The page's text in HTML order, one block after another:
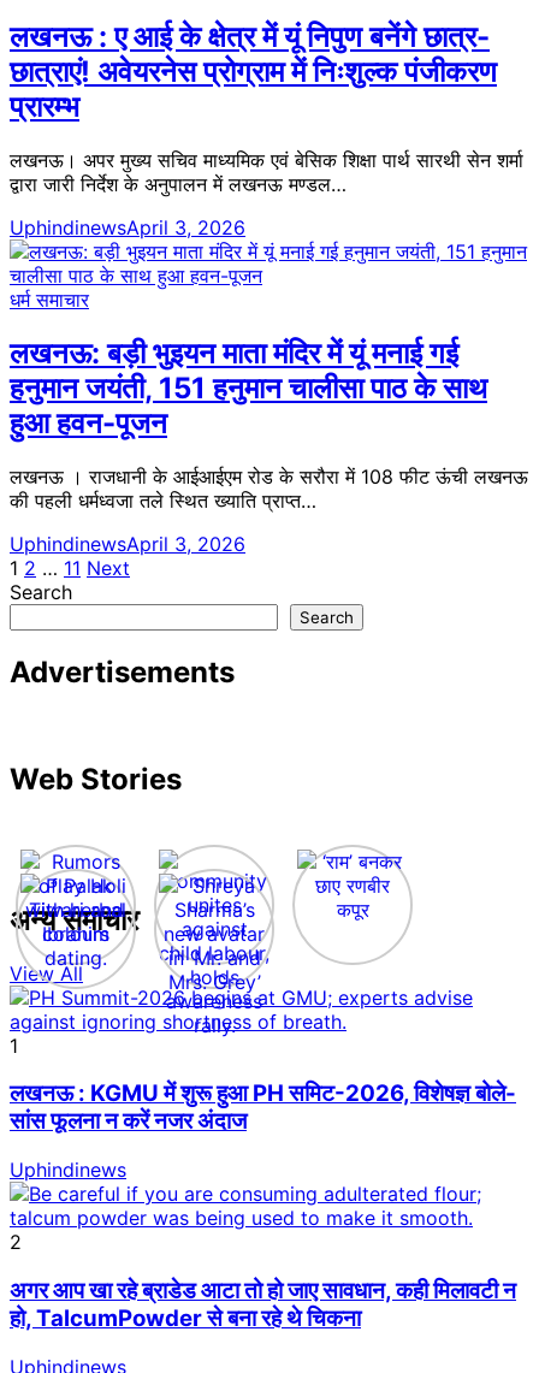
लखनऊ : ए आई के क्षेत्र में यूं निपुण बनेंगे छात्र-
छात्राएं! अवेयरनेस प्रोग्राम में निःशुल्क पंजीकरण
प्रारम्भ
लखनऊ। अपर मुख्य सचिव माध्यमिक एवं बेसिक शिक्षा पार्थ सारथी सेन शर्मा
द्वारा जारी निर्देश के अनुपालन में लखनऊ मण्डल…
UphindinewsApril 3, 2026
धर्म समाचार
लखनऊ: बड़ी भुइयन माता मंदिर में यूं मनाई गई
हनुमान जयंती, 151 हनुमान चालीसा पाठ के साथ
हुआ हवन-पूजन
लखनऊ । राजधानी के आईआईएम रोड के सरौरा में 108 फीट ऊंची लखनऊ
की पहली धर्मध्वजा तले स्थित ख्याति प्राप्त…
UphindinewsApril 3, 2026
Posts
pagination
1 2 … 11 Next
Search
Search
Advertisements
Web Stories
अन्य समाचार
View All
1
लखनऊ : KGMU में शुरू हुआ PH समिट-2026, विशेषज्ञ बोले-
सांस फूलना न करें नजर अंदाज
Uphindinews
2
अगर आप खा रहे ब्राडेड आटा तो हो जाए सावधान, कही मिलावटी न
हो, TalcumPowder से बना रहे थे चिकना
Uphindinews